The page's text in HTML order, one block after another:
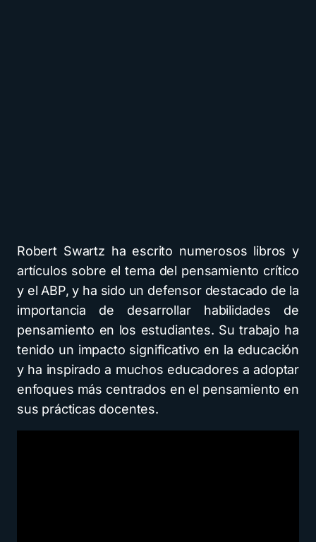
Robert Swartz ha escrito numerosos libros y
artículos sobre el tema del pensamiento crítico
y el ABP, y ha sido un defensor destacado de la
importancia de desarrollar habilidades de
pensamiento en los estudiantes. Su trabajo ha
tenido un impacto significativo en la educación
y ha inspirado a muchos educadores a adoptar
enfoques más centrados en el pensamiento en
sus prácticas docentes.